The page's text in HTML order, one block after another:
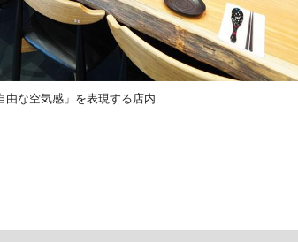
由な空気感」を表現する店内